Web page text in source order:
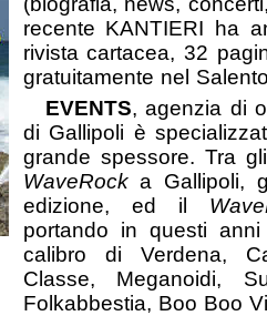
recente KANTIERI ha
rivista cartacea, 32
gratuitamente nel
EVENTS, agenzia di
di Gallipoli è
grande spessore. Tra
WaveRocka Gallipoli,
edizione, ed il
portando in questi
calibro di Verdena,
Classe, Meganoidi,
Folkabbestia, Boo Boo